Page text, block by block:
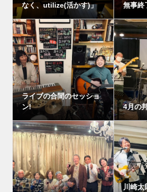
なく、utilize(活かす)」
無事終
ライブの合間のセッショ
ン!
4月の
川崎太